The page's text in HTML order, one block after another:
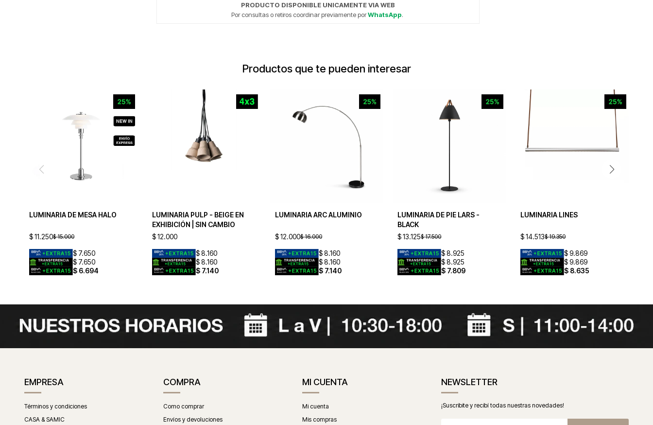
PRODUCTO DISPONIBLE UNICAMENTE VIA WEB
Por consultas o retiros coordinar previamente porWhatsApp.
Productos que te pueden interesar
LUMINARIA DE MESA HALO
$11.250$ 15.000
$ 7.650
$ 7.650
$ 6.694
LUMINARIA PULP - BEIGE EN
EXHIBICIÓN | SIN CAMBIO
$12.000
$8.160
$8.160
$ 7.140
LUMINARIA ARC ALUMINIO
$ 12.000$ 16.000
$ 8.160
$ 8.160
$ 7.140
LUMINARIA DE PIE LARS -
BLACK
$13.125$ 17.500
$8.925
$8.925
$ 7.809
LUMINARIA LINES
$14.513$ 19.350
$9.869
$9.869
$ 8.635
EMPRESA
Términos y condiciones
CASA & SAMIC
COMPRA
Como comprar
Envíos y devoluciones
MI CUENTA
Mi cuenta
Mis compras
NEWSLETTER
¡Suscribite y recibí todas nuestras novedades!